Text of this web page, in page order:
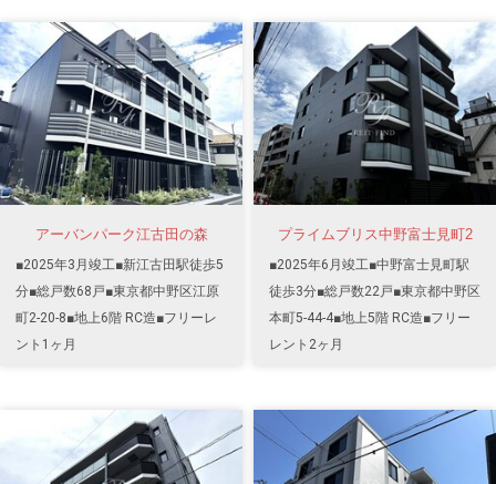
アーバンパーク江古田の森
■2025年3月竣工■新江古田駅徒歩5
分■総戸数68戸■東京都中野区江原
町2-20-8■地上6階 RC造■フリーレ
ント1ヶ月
プライムブリス中野富士見町2
■2025年6月竣工■中野富士見町駅
徒歩3分■総戸数22戸■東京都中野区
本町5-44-4■地上5階 RC造■フリー
レント2ヶ月